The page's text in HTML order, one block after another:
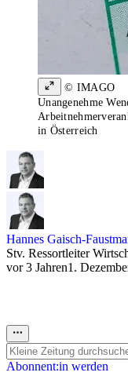
© IMAGO
Unangenehme
in Österreich
Hannes Gaisch-
Stv. Ressortleiter
vor 3 Jahren1.
Abonnent:in werden